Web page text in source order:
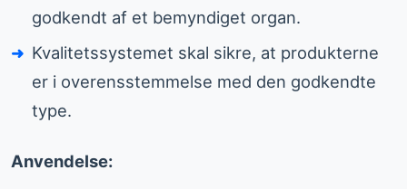
godkendt af et bemyndiget organ.
Kvalitetssystemet skal sikre, at produkterne
er i overensstemmelse med den godkendte
type.
Anvendelse: